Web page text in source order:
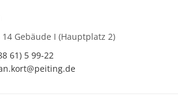
14 Gebäude I (Hauptplatz 2)
61) 5 99-22